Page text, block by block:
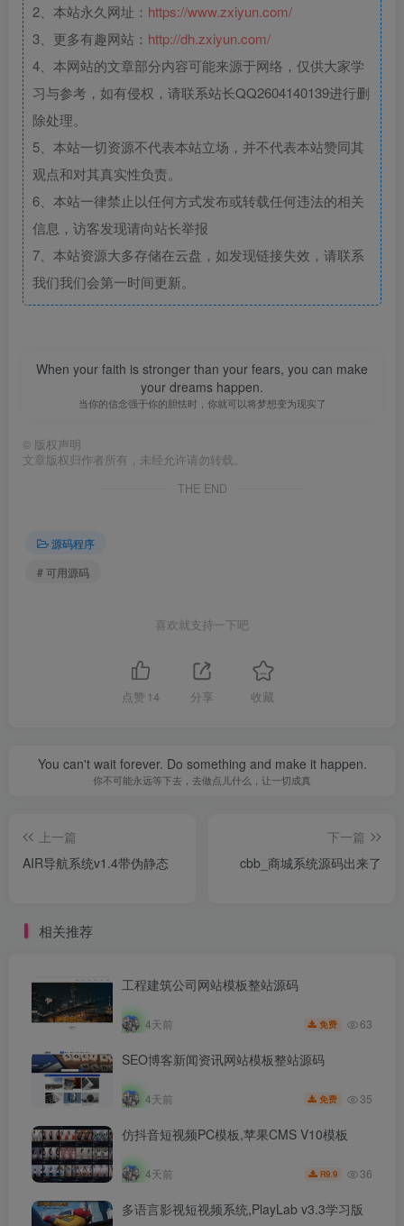
2、本站永久网址： https://www.zxiyun.com/
3、更多有趣网站： http://dh.zxiyun.com/
4、本网站的文章部分内容可能来源于网络，仅供大家学
习与参考，如有侵权，请联系站长QQ2604140139进行删
除处理。
5、本站一切资源不代表本站立场，并不代表本站赞同其
观点和对其真实性负责。
6、本站一律禁止以任何方式发布或转载任何违法的相关
信息，访客发现请向站长举报
7、本站资源大多存储在云盘，如发现链接失效，请联系
我们我们会第一时间更新。
When your faith is stronger than your fears, you can make
your dreams happen.
当你的信念强于你的胆怯时，你就可以将梦想变为现实了
© 版权声明
文章版权归作者所有，未经允许请勿转载。
THE END
源码程序
# 可用源码
喜欢就支持一下吧
点赞 14 分享 收藏
You can't wait forever. Do something and make it happen.
你不可能永远等下去，去做点儿什么，让一切成真
上一篇
AIR导航系统v1.4带伪静态
下一篇
cbb_商城系统源码出来了
相关推荐
工程建筑公司网站模板整站源码
4天前 免费 63
SEO博客新闻资讯网站模板整站源码
4天前 免费 35
仿抖音短视频PC模板,苹果CMS V10模板
4天前 R9.9 36
多语言影视短视频系统,PlayLab v3.3学习版